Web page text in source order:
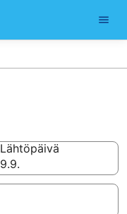
Lähtöpäivä
9.9.